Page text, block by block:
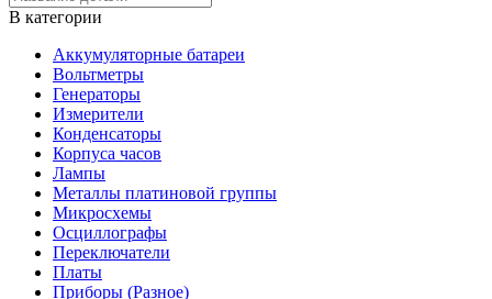
В категории
Аккумуляторные батареи
Вольтметры
Генераторы
Измерители
Конденсаторы
Корпуса часов
Лампы
Металлы платиновой группы
Микросхемы
Осциллографы
Переключатели
Платы
Приборы (Разное)